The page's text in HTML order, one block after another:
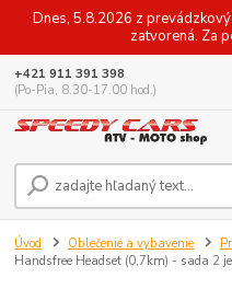
Dnes, 5.8.2026 z
zatvorená. Za
+421 911 391 398
(Po-Pia, 8.30-17.00 hod.)
Úvod Oblečenie a vybavenie
Handsfree Headset (0,7km) - sada 2